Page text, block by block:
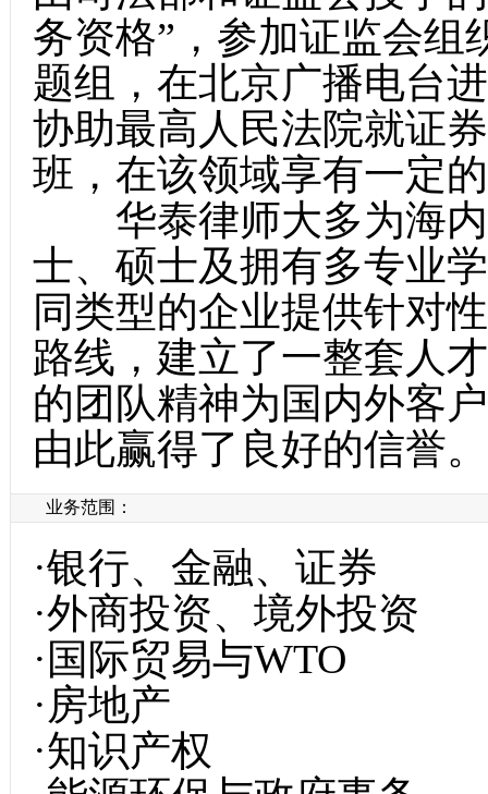
务资格”，参加证监会组
题组，在北京广播电台
协助最高人民法院就证
班，在该领域享有一定
华泰律师大多为海内
士、硕士及拥有多专业
同类型的企业提供针对
路线，建立了一整套人
的团队精神为国内外客
由此赢得了良好的信誉。
业务范围：
·银行、金融、证券
·外商投资、境外投资
·国际贸易与WTO
·房地产
·知识产权